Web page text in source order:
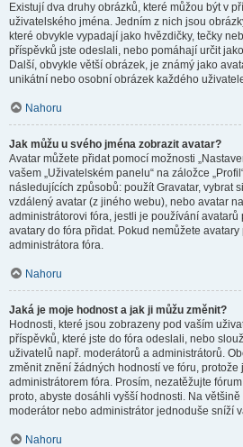
Existují dva druhy obrázků, které můžou být v
uživatelského jména. Jedním z nich jsou
které obvykle vypadají jako hvězdičky, tečky
příspěvků jste odeslali, nebo pomáhají určit
Další, obvykle větší obrázek, je známý jako
unikátní nebo osobní obrázek každého
Nahoru
Jak můžu u svého jména zobrazit avatar?
Avatar můžete přidat pomocí možnosti
vašem „Uživatelském panelu“ na záložce
následujících způsobů: použít Gravatar, vybrat
vzdálený avatar (z jiného webu), nebo avatar
administrátorovi fóra, jestli je používání
avatary do fóra přidat. Pokud nemůžete avatary
administrátora fóra.
Nahoru
Jaká je moje hodnost a jak ji můžu změnit?
Hodnosti, které jsou zobrazeny pod vaším
příspěvků, které jste do fóra odeslali, nebo
uživatelů např. moderátorů a administrátorů.
změnit znění žádných hodností ve fóru, protože
administrátorem fóra. Prosím, nezatěžujte
proto, abyste dosáhli vyšší hodnosti. Na
moderátor nebo administrátor jednoduše sníží
Nahoru